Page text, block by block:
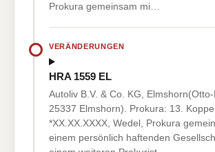
Prokura gemeinsam mi…
VERÄNDERUNGEN
HRA 1559 EL
Autoliv B.V. & Co. KG, Elmshorn(Otto-
25337 Elmshorn). Prokura: 13.
*XX.XX.XXXX, Wedel, Prokura
einem persönlich haftenden